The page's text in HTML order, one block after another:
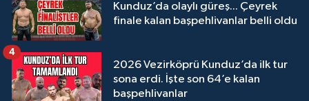
Kunduz’da olaylı güreş... Çeyrek
finale kalan başpehlivanlar belli oldu
2026 Vezirköprü Kunduz’da ilk tur
sona erdi. İşte son 64’e kalan
başpehlivanlar
4